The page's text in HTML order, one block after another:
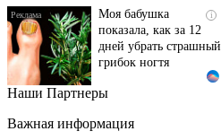
i
Моя бабушка
показала, как за 12
дней убрать страшный
грибок ногтя
Этот танец невесты
Пересмотрела 10 раз
Наши Партнеры
Важная информация